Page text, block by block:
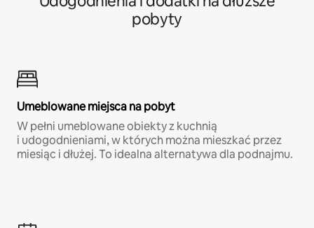
pobyty
Umeblowane miejsca na pobyt
W pełni umeblowane obiekty z kuchnią
i udogodnieniami, w których można mieszkać przez
miesiąc i dłużej. To idealna alternatywa dla podnajmu.